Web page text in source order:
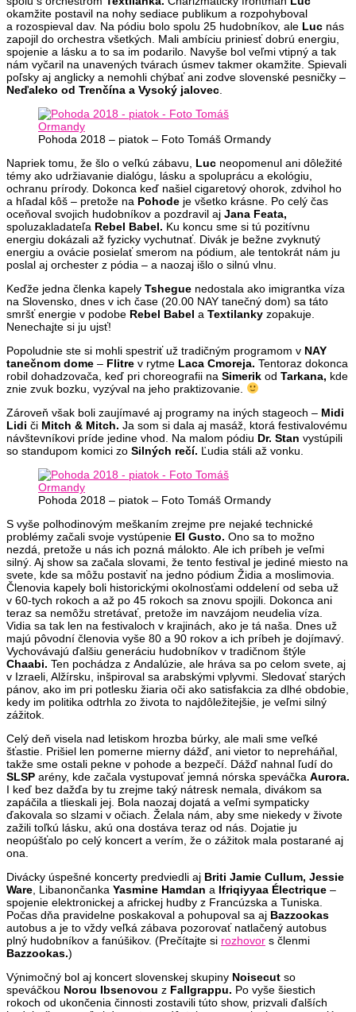
okamžite postavil na nohy sediace publikum a rozpohyboval
a rozospieval dav. Na pódiu bolo spolu 25 hudobníkov, ale Luc nás
zapojil do orchestra všetkých. Mali ambíciu priniesť dobrú energiu,
spojenie a lásku a to sa im podarilo. Navyše bol veľmi vtipný a tak
nám vyčaril na unavených tvárach úsmev takmer okamžite. Spievali
poľsky aj anglicky a nemohli chýbať ani zodve slovenské pesničky –
Neďaleko od Trenčína a Vysoký jalovec
Pohoda 2018 – piatok – Foto Tomáš Ormandy
Napriek tomu, že šlo o veľkú zábavu, Luc neopomenul ani dôležité
témy ako udržiavanie dialógu, lásku a spoluprácu a ekológiu,
ochranu prírody. Dokonca keď našiel cigaretový ohorok, zdvihol ho
a hľadal kôš – pretože na Pohode je všetko krásne. Po celý čas
oceňoval svojich hudobníkov a pozdravil aj Jana Feata,
spoluzakladateľa Rebel Babel. Ku koncu sme si tú pozitívnu
energiu dokázali až fyzicky vychutnať. Divák je bežne zvyknutý
energiu a ovácie posielať smerom na pódium, ale tentokrát nám ju
poslal aj orchester z pódia – a naozaj išlo o silnú vlnu.
Keďže jedna členka kapely Tshegue nedostala ako imigrantka víza
na Slovensko, dnes v ich čase (20.00 NAY tanečný dom) sa táto
smršť energie v podobe Rebel Babel a Textilanky zopakuje.
Nenechajte si ju ujsť!
Popoludnie ste si mohli spestriť už tradičným programom v NAY
tanečnom dome – Flitre v rytme Laca Cmoreja. Tentoraz dokonca
robil dohadzovača, keď pri choreografii na Simerik od Tarkana, kde
znie zvuk bozku, vyzýval na jeho praktizovanie.
Zároveň však boli zaujímavé aj programy na iných stageoch – Midi
Lidi či Mitch & Mitch. Ja som si dala aj masáž, ktorá festivalovému
návštevníkovi príde jedine vhod. Na malom pódiu Dr. Stan vystúpili
so standupom komici zo Silných rečí. Ľudia stáli až vonku.
Pohoda 2018 – piatok – Foto Tomáš Ormandy
S vyše polhodinovým meškaním zrejme pre nejaké technické
problémy začali svoje vystúpenie El Gusto. Ono sa to možno
nezdá, pretože u nás ich pozná málokto. Ale ich príbeh je veľmi
silný. Aj show sa začala slovami, že tento festival je jediné miesto na
svete, kde sa môžu postaviť na jedno pódium Židia a moslimovia.
Členovia kapely boli historickými okolnosťami oddelení od seba už
v 60-tych rokoch a až po 45 rokoch sa znovu spojili. Dokonca ani
teraz sa nemôžu stretávať, pretože im navzájom neudelia víza.
Vidia sa tak len na festivaloch v krajinách, ako je tá naša. Dnes už
majú pôvodní členovia vyše 80 a 90 rokov a ich príbeh je dojímavý.
Vychovávajú ďalšiu generáciu hudobníkov v tradičnom štýle
Chaabi. Ten pochádza z Andalúzie, ale hráva sa po celom svete, aj
v Izraeli, Alžírsku, inšpiroval sa arabskými vplyvmi. Sledovať starých
pánov, ako im pri potlesku žiaria oči ako satisfakcia za dlhé obdobie,
kedy im politika odtrhla zo života to najdôležitejšie, je veľmi silný
zážitok.
Celý deň visela nad letiskom hrozba búrky, ale mali sme veľké
šťastie. Prišiel len pomerne mierny dážď, ani vietor to nepreháňal,
takže sme ostali pekne v pohode a bezpečí. Dážď nahnal ľudí do
SLSP arény, kde začala vystupovať jemná nórska speváčka Aurora.
I keď bez dažďa by tu zrejme taký nátresk nemala, divákom sa
zapáčila a tlieskali jej. Bola naozaj dojatá a veľmi sympaticky
ďakovala so slzami v očiach. Želala nám, aby sme niekedy v živote
zažili toľkú lásku, akú ona dostáva teraz od nás. Dojatie ju
neopúšťalo po celý koncert a verím, že o zážitok mala postarané aj
ona.
Divácky úspešné koncerty predviedli aj Briti Jamie Cullum, Jessie
Ware , Libanončanka Yasmine Hamdan a Ifriqiyyaa Électrique –
spojenie elektronickej a africkej hudby z Francúzska a Tuniska.
Počas dňa pravidelne poskakoval a pohupoval sa aj Bazzookas
autobus a je to vždy veľká zábava pozorovať natlačený autobus
plný hudobníkov a fanúšikov. (Prečítajte si rozhovor s členmi
Bazzookas.)
Výnimočný bol aj koncert slovenskej skupiny Noisecut so
speváčkou Norou Ibsenovou z Fallgrappu. Po vyše šiestich
rokoch od ukončenia činnosti zostavili túto show, prizvali ďalších